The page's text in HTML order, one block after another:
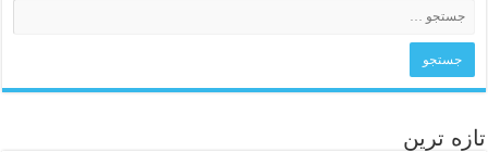
تازه ترین